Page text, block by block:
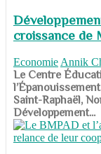
croissance de
Economie Annik
​​​​​​​Le Centre
Saint-Raphaël,
Développement...